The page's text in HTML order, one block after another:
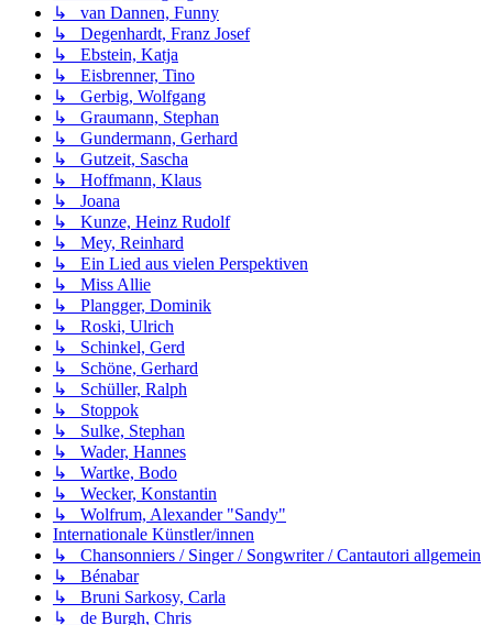
↳ van Dannen, Funny
↳ Degenhardt, Franz Josef
↳ Ebstein, Katja
↳ Eisbrenner, Tino
↳ Gerbig, Wolfgang
↳ Graumann, Stephan
↳ Gundermann, Gerhard
↳ Gutzeit, Sascha
↳ Hoffmann, Klaus
↳ Joana
↳ Kunze, Heinz Rudolf
↳ Mey, Reinhard
↳ Ein Lied aus vielen Perspektiven
↳ Miss Allie
↳ Plangger, Dominik
↳ Roski, Ulrich
↳ Schinkel, Gerd
↳ Schöne, Gerhard
↳ Schüller, Ralph
↳ Stoppok
↳ Sulke, Stephan
↳ Wader, Hannes
↳ Wartke, Bodo
↳ Wecker, Konstantin
↳ Wolfrum, Alexander "Sandy"
Internationale Künstler/innen
↳ Chansonniers / Singer / Songwriter / Cantautori allgemein
↳ Bénabar
↳ Bruni Sarkosy, Carla
↳ de Burgh, Chris